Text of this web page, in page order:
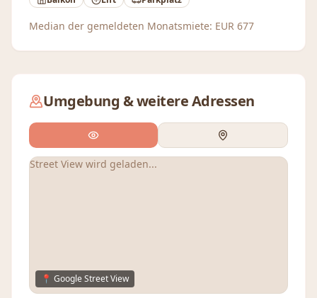
Median der gemeldeten Monatsmiete: EUR 677
Umgebung & weitere Adressen
Street View wird geladen...
📍 Google Street View